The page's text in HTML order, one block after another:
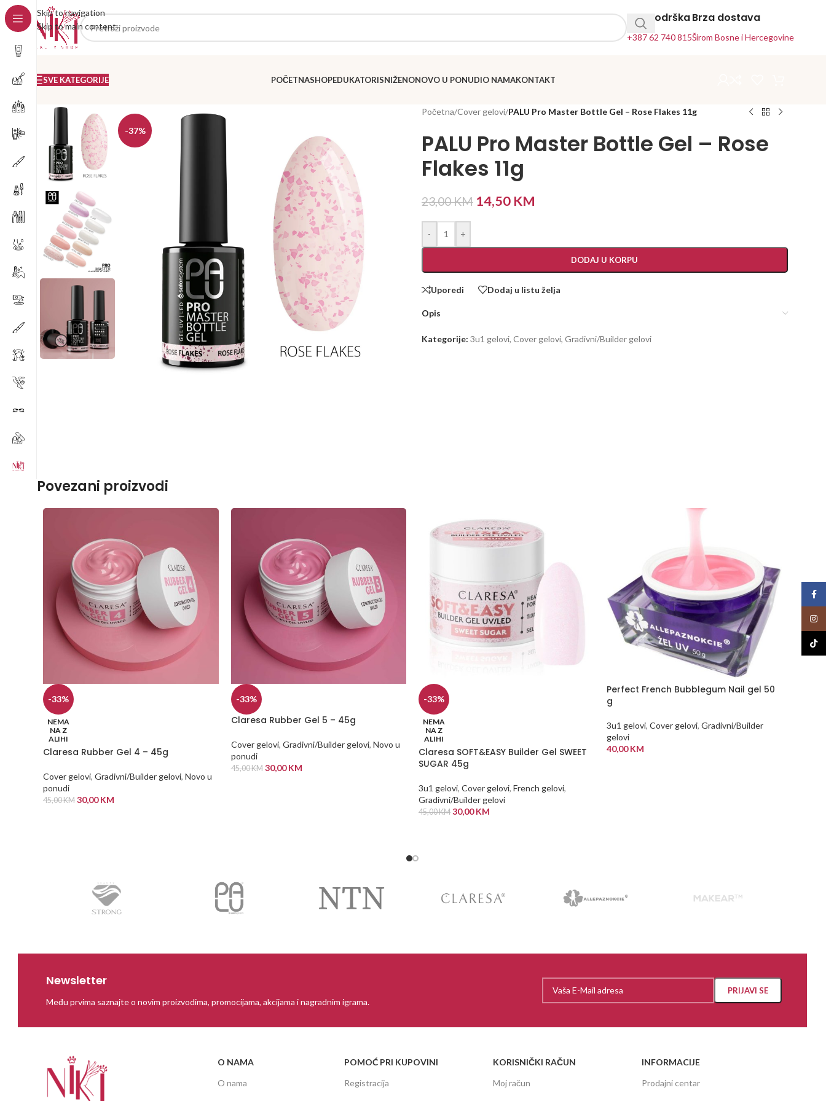
Skip to navigation
Skip to main content
24h Podrška
+387 62 740 815
Brza dostava
Širom Bosne i Hercegovine
SVE KATEGORIJE POČETNASHOPEDUKATORISNIŽENONOVO U PONUDIO NAMAKONTAKT
-37%
Početna/Cover gelovi/PALU Pro Master Bottle Gel – Rose Flakes 11g
PALU Pro Master Bottle Gel – Rose
Flakes 11g
23,00KM 14,50 KM
- +
DODAJ U KORPU
Uporedi Dodaj u listu želja
Opis
Kategorije: 3u1 gelovi, Cover gelovi, Gradivni/Builder gelovi
Povezani proizvodi
-33%
NEMA
NA Z
ALIHI
Claresa Rubber Gel 4 – 45g
Cover gelovi, Gradivni/Builder gelovi, Novo u
ponudi
45,00KM 30,00KM
-33%
Claresa Rubber Gel 5 – 45g
Cover gelovi, Gradivni/Builder gelovi, Novo u
ponudi
45,00KM 30,00KM
-33%
NEMA
NA Z
ALIHI
Claresa SOFT&EASY Builder Gel SWEET
SUGAR 45g
3u1 gelovi, Cover gelovi, French gelovi,
Gradivni/Builder gelovi
45,00KM 30,00KM
Perfect French Bubblegum Nail gel 50
g
3u1 gelovi, Cover gelovi, Gradivni/Builder
gelovi
40,00KM
Newsletter
Među prvima saznajte o novim proizvodima, promocijama, akcijama i nagradnim igrama.
O NAMA
O nama
POMOĆ PRI KUPOVINI
Registracija
KORISNIČKI RAČUN
Moj račun
INFORMACIJE
Prodajni centar